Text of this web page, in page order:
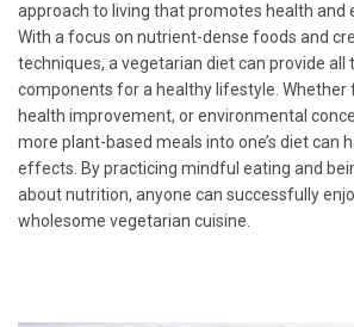
approach to living that promotes health and
With a focus on nutrient-dense foods and
techniques, a vegetarian diet can provide all
components for a healthy lifestyle. Whether
health improvement, or environmental
more plant-based meals into one’s diet can
effects. By practicing mindful eating and
about nutrition, anyone can successfully
wholesome vegetarian cuisine.